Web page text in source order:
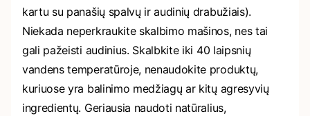
kartu su panašių spalvų ir audinių drabužiais).
Niekada neperkraukite skalbimo mašinos, nes tai
gali pažeisti audinius. Skalbkite iki 40 laipsnių
vandens temperatūroje, nenaudokite produktų,
kuriuose yra balinimo medžiagų ar kitų agresyvių
ingredientų. Geriausia naudoti natūralius,